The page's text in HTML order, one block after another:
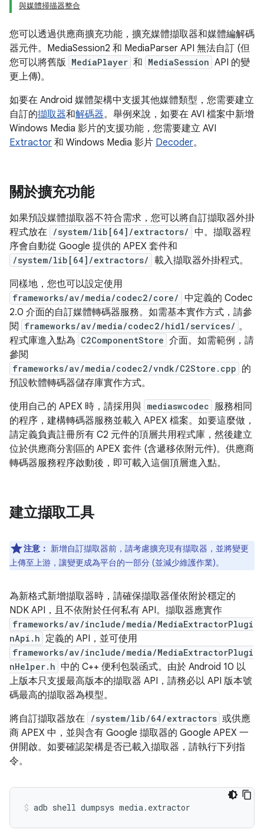
與媒體掃描器整合
您可以透過供應商擴充功能，擴充媒體擷取器和媒體編解碼
器元件。MediaSession2 和 MediaParser API 無法自訂 (但
您可以將舊版 MediaPlayer 和 MediaSession API 的變
更上傳)。
如要在 Android 媒體架構中支援其他媒體類型，您需要建立
自訂的擷取器和解碼器。舉例來說，如要在 AVI 檔案中新增
Windows Media 影片的支援功能，您需要建立 AVI
Extractor 和 Windows Media 影片 Decoder。
關於擴充功能
如果預設媒體擷取器不符合需求，您可以將自訂擷取器外掛
程式放在 /system/lib[64]/extractors/ 中。擷取器程
序會自動從 Google 提供的 APEX 套件和
/system/lib[64]/extractors/ 載入擷取器外掛程式。
同樣地，您也可以設定使用
frameworks/av/media/codec2/core/ 中定義的 Codec
2.0 介面的自訂媒體轉碼器服務。如需基本實作方式，請參
閱
frameworks/av/media/codec2/hidl/services/ 。
程式庫進入點為 C2ComponentStore 介面。如需範例，請
參閱
frameworks/av/media/codec2/vndk/C2Store.cpp 的
預設軟體轉碼器儲存庫實作方式。
使用自己的 APEX 時，請採用與 mediaswcodec 服務相同
的程序，建構轉碼器服務並載入 APEX 檔案。如要這麼做，
請定義負責註冊所有 C2 元件的頂層共用程式庫，然後建立
位於供應商分割區的 APEX 套件 (含遞移依附元件)。供應商
轉碼器服務程序啟動後，即可載入這個頂層進入點。
建立擷取工具
注意： 新增自訂擷取器前，請考慮擴充現有擷取器，並將變更
上傳至上游，讓變更成為平台的一部分 (並減少維護作業)。
為新格式新增擷取器時，請確保擷取器僅依附於穩定的
NDK API，且不依附於任何私有 API。擷取器應實作
frameworks/av/include/media/MediaExtractorPlugi
nApi.h 定義的 API，並可使用
frameworks/av/include/media/MediaExtractorPlugi
nHelper.h 中的 C++ 便利包裝函式。由於 Android 10 以
上版本只支援最高版本的擷取器 API，請務必以 API 版本號
碼最高的擷取器為模型。
將自訂擷取器放在 /system/lib/64/extractors 或供應
商 APEX 中，並與含有 Google 擷取器的 Google APEX 一
併開啟。如要確認架構是否已載入擷取器，請執行下列指
令。
adb shell dumpsys media.extractor